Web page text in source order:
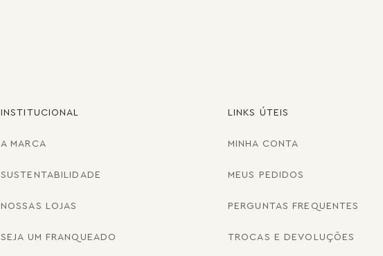
INSTITUCIONAL
A MARCA
SUSTENTABILIDADE
NOSSAS LOJAS
SEJA UM FRANQUEADO
LINKS ÚTEIS
MINHA CONTA
MEUS PEDIDOS
PERGUNTAS FREQUENTES
TROCAS E DEVOLUÇÕES